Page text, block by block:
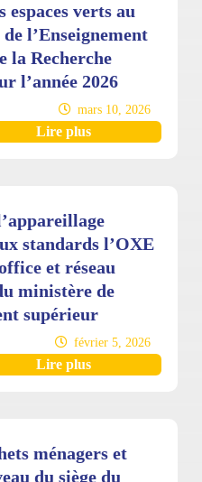
espaces verts au
l’Enseignement
la Recherche
l’année 2026
mars 10, 2026
Lire plus
standards l’OXE
et réseau
ministère de
supérieur
février 5, 2026
Lire plus
ménagers et
du siège du